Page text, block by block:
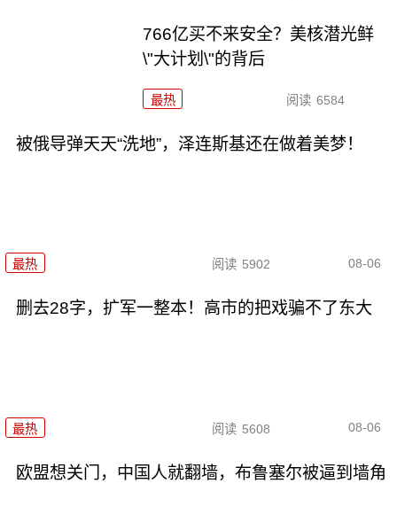
766亿买不来安全？美核潜光鲜
\"大计划\"的背后
最热 阅读 6584
被俄导弹天天“洗地”，泽连斯基还在做着美梦！
最热 阅读 5902 08-06
删去28字，扩军一整本！高市的把戏骗不了东大
最热 阅读 5608 08-06
欧盟想关门，中国人就翻墙，布鲁塞尔被逼到墙角